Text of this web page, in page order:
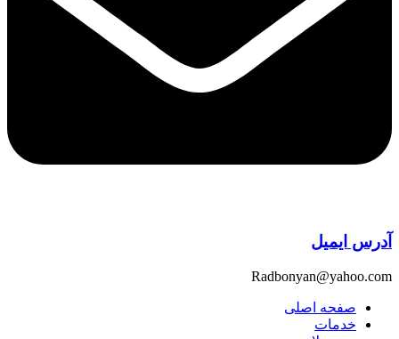
آدرس ایمیل
Radbonyan@yahoo.com
صفحه اصلی
خدمات